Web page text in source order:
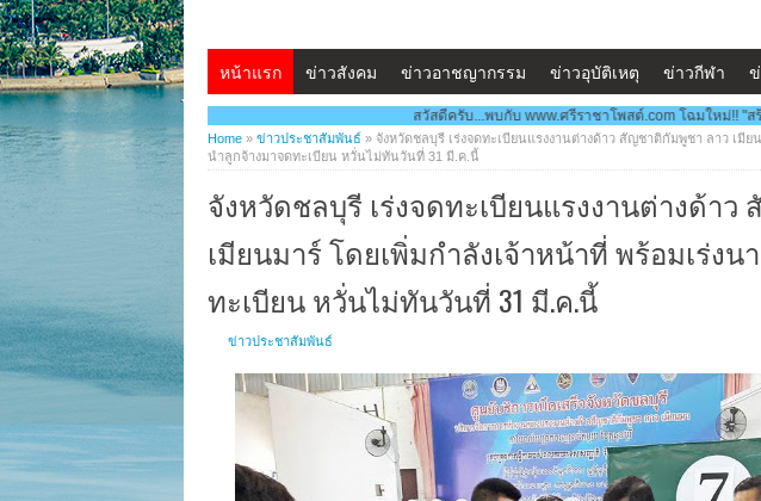
หน้าแรก ข่าวสังคม ข่าวอาชญากรรม ข่าวอุบัติเหตุ ข่าวกีฬา
สวัสดีครับ...พบกับ www.ศรีราชาโพสต์.com โฉมใหม่!! "สร้างสรรค์ ดูแลกัน ทันเหตุ
Home » ข่าวประชาสัมพันธ์ » จังหวัดชลบุรี เร่งจดทะเบียนแรงงานต่างด้าว สัญชาติกัมพูชา ลาว เมีย
นำลูกจ้างมาจดทะเบียน หวั่นไม่ทันวันที่ 31 มี.ค.นี้
จังหวัดชลบุรี เร่งจดทะเบียนแรงงานต่างด้า
เมียนมาร์ โดยเพิ่มกำลังเจ้าหน้าที่ พร้อมเร่ง
ทะเบียน หวั่นไม่ทันวันที่ 31 มี.ค.นี้
ข่าวประชาสัมพันธ์